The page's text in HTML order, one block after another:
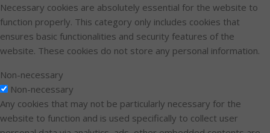
Necessary cookies are absolutely essential for the website to
function properly. This category only includes cookies that
ensures basic functionalities and security features of the
website. These cookies do not store any personal information.
Non-necessary
Non-necessary
Any cookies that may not be particularly necessary for the
website to function and is used specifically to collect user